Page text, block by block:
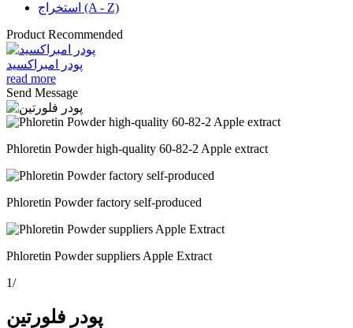
استخراج (A - Z)
Product Recommended
پودر امبراکسید
read more
Send Message
Phloretin Powder high-quality 60-82-2 Apple extract
Phloretin Powder factory self-produced
Phloretin Powder suppliers Apple Extract
1/
پودر فلورتین